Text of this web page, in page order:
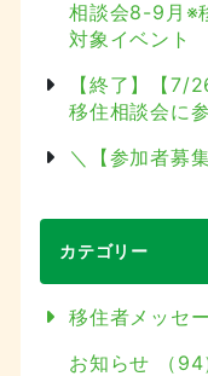
相談会8-9月※
対象イベント
【終了】【7/
移住相談会に
＼【参加者募
カテゴリー
移住者メッセ
お知らせ （94